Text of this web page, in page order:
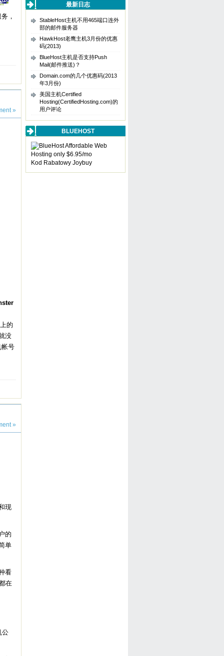
，
»
的
没
帐号
»
现
的
单
看
在
公
最新日志
StableHost主机不用465端口连外
部的邮件服务器
HawkHost老鹰主机3月份的优惠
码(2013)
BlueHost主机是否支持Push
Mail(邮件推送)？
Domain.com的几个优惠码(2013
年3月份)
美国主机Certified
Hosting(CertifiedHosting.com)的
用户评论
BLUEHOST
Kod Rabatowy Joybuy